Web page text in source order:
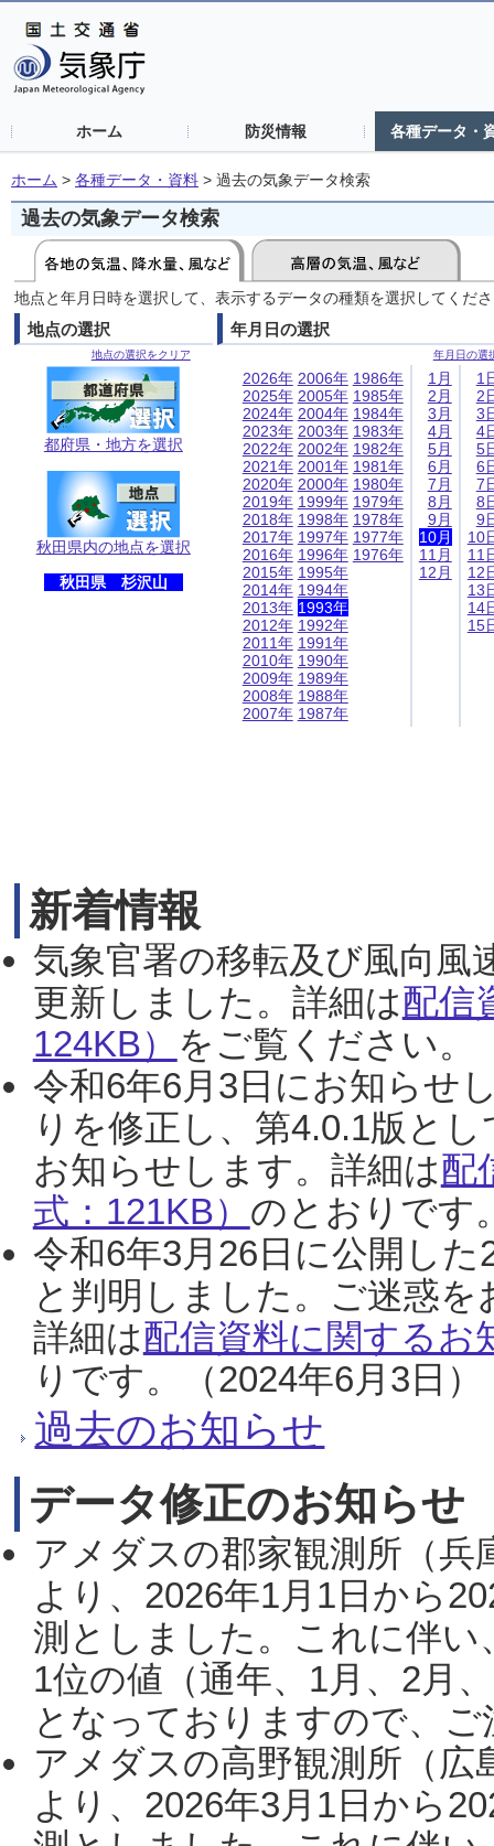
ホーム 防災情報 各種データ・
ホーム > 各種データ・資料 > 過去の気象データ検索
過去の気象データ検索
地点と年月日時を選択して、表示するデータの種類を選択してくだ
地点の選択
地点の選択をクリア
都府県・地方を選択
秋田県内の地点を選択
秋田県 杉沢山
年月日の選択
年月日の選
2026年
2025年
2024年
2023年
2022年
2021年
2020年
2019年
2018年
2017年
2016年
2015年
2014年
2013年
2012年
2011年
2010年
2009年
2008年
2007年
2006年
2005年
2004年
2003年
2002年
2001年
2000年
1999年
1998年
1997年
1996年
1995年
1994年
1993年
1992年
1991年
1990年
1989年
1988年
1987年
1986年
1985年
1984年
1983年
1982年
1981年
1980年
1979年
1978年
1977年
1976年
1月
2月
3月
4月
5月
6月
7月
8月
9月
10月
11月
12月
1
2
3
4
5
6
7
8
9
10
11
12
13
14
15
新着情報
気象官署の移転及び風向風
更新しました。詳細は配信
124KB） をご覧ください。
令和6年6月3日にお知らせ
りを修正し、第4.0.1版と
お知らせします。詳細は配
式：121KB） のとおりです
令和6年3月26日に公開し
と判明しました。ご迷惑
詳細は配信資料に関するお
りです。（2024年6月3日）
過去のお知らせ
データ修正のお知らせ
アメダスの郡家観測所（
より、2026年1月1日から
測としました。これに伴い
1位の値（通年、1月、2月
となっておりますので、
アメダスの高野観測所（
より、2026年3月1日から